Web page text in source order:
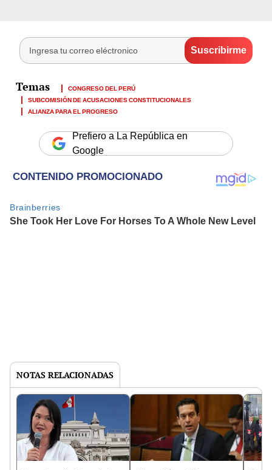
CONGRESO DEL PERÚ
SUBCOMISIÓN DE ACUSACIONES CONSTITUCIONALES
ALIANZA PARA EL PROGRESO
Prefiero a La República en
Google
NOTAS RELACIONADAS